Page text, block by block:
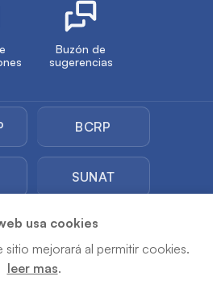
Buzón de
sugerencias
BCRP
SUNAT
SUNARP
Los Andes. Todos los
usa cookies
sitio mejorará al permitir cookies.
leer mas.